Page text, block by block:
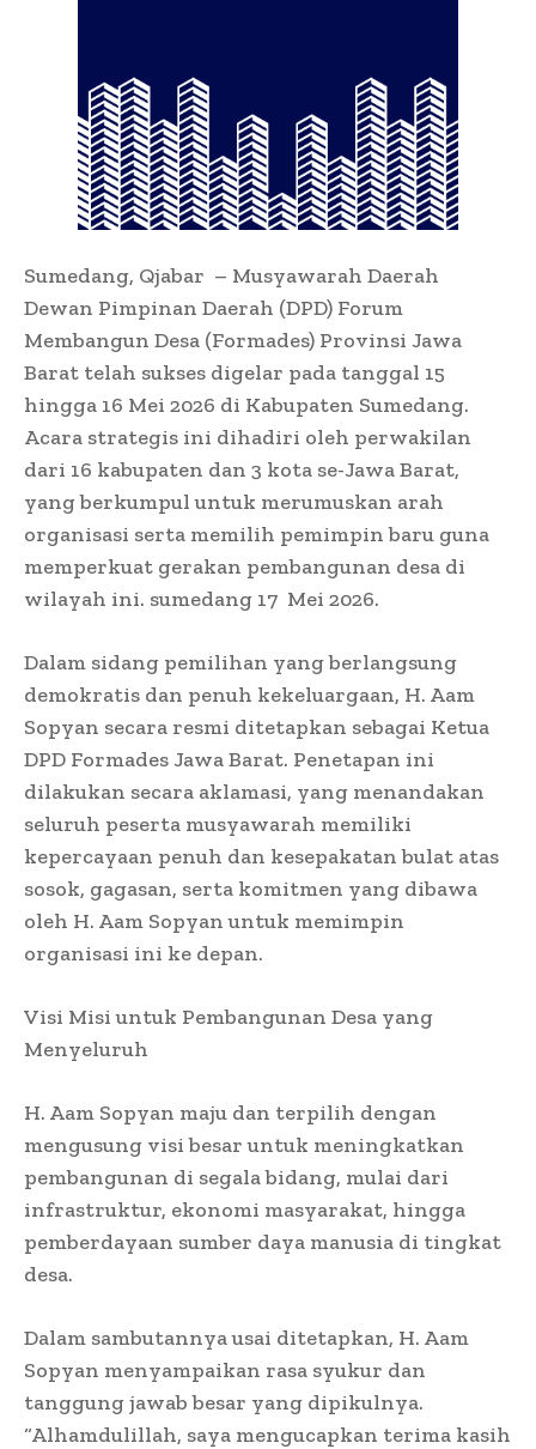
Sumedang, Qjabar – Musyawarah Daerah
Dewan Pimpinan Daerah (DPD) Forum
Membangun Desa (Formades) Provinsi Jawa
Barat telah sukses digelar pada tanggal 15
hingga 16 Mei 2026 di Kabupaten Sumedang.
Acara strategis ini dihadiri oleh perwakilan
dari 16 kabupaten dan 3 kota se-Jawa Barat,
yang berkumpul untuk merumuskan arah
organisasi serta memilih pemimpin baru guna
memperkuat gerakan pembangunan desa di
wilayah ini. sumedang 17 Mei 2026.
Dalam sidang pemilihan yang berlangsung
demokratis dan penuh kekeluargaan, H. Aam
Sopyan secara resmi ditetapkan sebagai Ketua
DPD Formades Jawa Barat. Penetapan ini
dilakukan secara aklamasi, yang menandakan
seluruh peserta musyawarah memiliki
kepercayaan penuh dan kesepakatan bulat atas
sosok, gagasan, serta komitmen yang dibawa
oleh H. Aam Sopyan untuk memimpin
organisasi ini ke depan.
Visi Misi untuk Pembangunan Desa yang
Menyeluruh
H. Aam Sopyan maju dan terpilih dengan
mengusung visi besar untuk meningkatkan
pembangunan di segala bidang, mulai dari
infrastruktur, ekonomi masyarakat, hingga
pemberdayaan sumber daya manusia di tingkat
desa.
Dalam sambutannya usai ditetapkan, H. Aam
Sopyan menyampaikan rasa syukur dan
tanggung jawab besar yang dipikulnya.
“Alhamdulillah, saya mengucapkan terima kasih